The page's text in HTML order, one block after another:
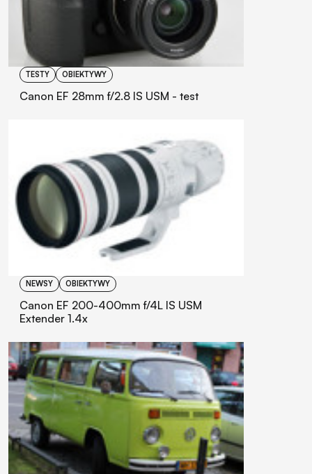
TESTY OBIEKTYWY
Canon EF 28mm f/2.8 IS USM - test
NEWSY OBIEKTYWY
Canon EF 200-400mm f/4L IS USM
Extender 1.4x